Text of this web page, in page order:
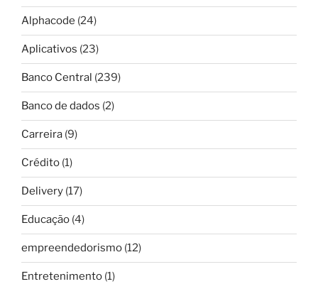
Alphacode (24)
Aplicativos (23)
Banco Central (239)
Banco de dados (2)
Carreira (9)
Crédito (1)
Delivery (17)
Educação (4)
empreendedorismo (12)
Entretenimento (1)